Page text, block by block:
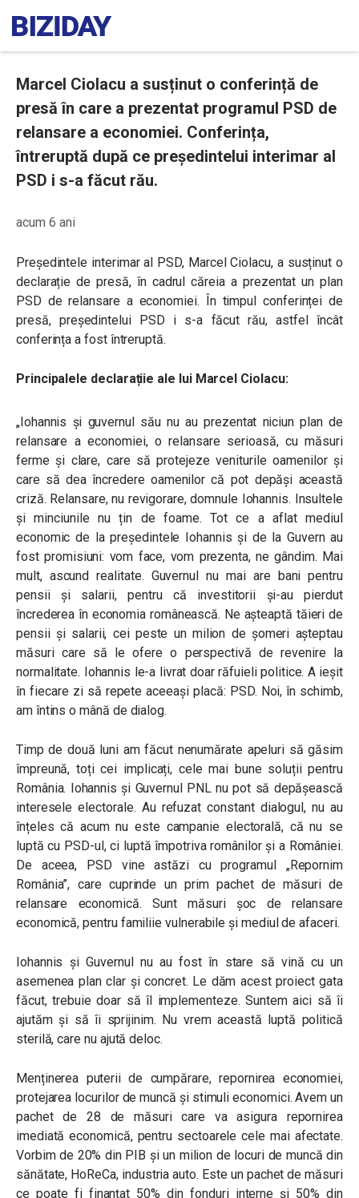
Marcel Ciolacu a susținut o conferință de
presă în care a prezentat programul PSD de
relansare a economiei. Conferința,
întreruptă după ce președintelui interimar al
PSD i s-a făcut rău.
acum 6 ani
Președintele interimar al PSD, Marcel Ciolacu, a susținut o
declarație de presă, în cadrul căreia a prezentat un plan
PSD de relansare a economiei. În timpul conferinței de
presă, președintelui PSD i s-a făcut rău, astfel încât
conferința a fost întreruptă.
Principalele declarațiie ale lui Marcel Ciolacu:
„Iohannis și guvernul său nu au prezentat niciun plan de
relansare a economiei, o relansare serioasă, cu măsuri
ferme și clare, care să protejeze veniturile oamenilor și
care să dea încredere oamenilor că pot depăși această
criză. Relansare, nu revigorare, domnule Iohannis. Insultele
și minciunile nu țin de foame. Tot ce a aflat mediul
economic de la președintele Iohannis și de la Guvern au
fost promisiuni: vom face, vom prezenta, ne gândim. Mai
mult, ascund realitate. Guvernul nu mai are bani pentru
pensii și salarii, pentru că investitorii și-au pierdut
încrederea în economia românească. Ne așteaptă tăieri de
pensii și salarii, cei peste un milion de șomeri așteptau
măsuri care să le ofere o perspectivă de revenire la
normalitate. Iohannis le-a livrat doar răfuieli politice. A ieșit
în fiecare zi să repete aceeași placă: PSD. Noi, în schimb,
am întins o mână de dialog.
Timp de două luni am făcut nenumărate apeluri să găsim
împreună, toți cei implicați, cele mai bune soluții pentru
România. Iohannis și Guvernul PNL nu pot să depășească
interesele electorale. Au refuzat constant dialogul, nu au
înțeles că acum nu este campanie electorală, că nu se
luptă cu PSD-ul, ci luptă împotriva românilor și a României.
De aceea, PSD vine astăzi cu programul „Repornim
România”, care cuprinde un prim pachet de măsuri de
relansare economică. Sunt măsuri șoc de relansare
economică, pentru familiie vulnerabile și mediul de afaceri.
Iohannis și Guvernul nu au fost în stare să vină cu un
asemenea plan clar și concret. Le dăm acest proiect gata
făcut, trebuie doar să îl implementeze. Suntem aici să îi
ajutăm și să îi sprijinim. Nu vrem această luptă politică
sterilă, care nu ajută deloc.
Menținerea puterii de cumpărare, repornirea economiei,
protejarea locurilor de muncă și stimuli economici. Avem un
pachet de 28 de măsuri care va asigura repornirea
imediată economică, pentru sectoarele cele mai afectate.
Vorbim de 20% din PIB și un milion de locuri de muncă din
sănătate, HoReCa, industria auto. Este un pachet de măsuri
ce poate fi finanțat 50% din fonduri interne și 50% din